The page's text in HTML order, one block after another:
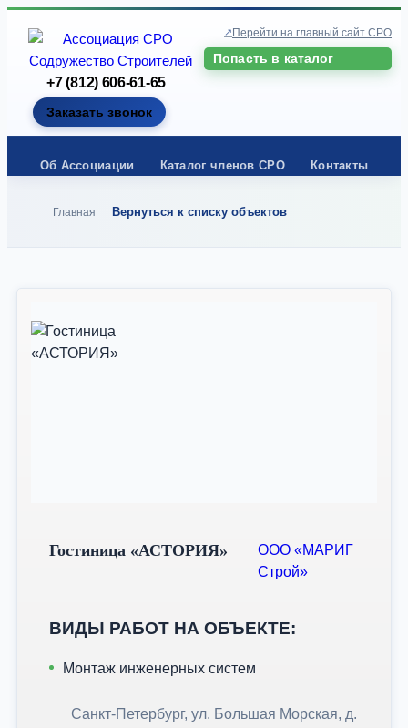
Перейти на главный сайт СРО
Попасть в каталог
+7 (812) 606-61-65
Заказать звонок
Об Ассоциации Каталог членов СРО Контакты
Главная Вернуться к списку объектов
Гостиница «АСТОРИЯ»
ООО «МАРИГ
Строй»
ВИДЫ РАБОТ НА ОБЪЕКТЕ:
Монтаж инженерных систем
Санкт-Петербург, ул. Большая Морская, д.